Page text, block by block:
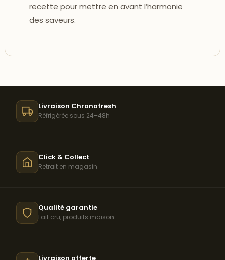
recette pour mettre en avant l’harmonie
des saveurs.
Livraison Chronofresh
Réfrigérée sous 24–48h
Click & Collect
Retrait en magasin
Qualité garantie
Lait cru, produits maison